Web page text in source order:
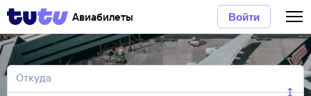
Авиабилеты Войти